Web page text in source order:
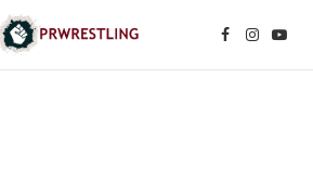
Facebook